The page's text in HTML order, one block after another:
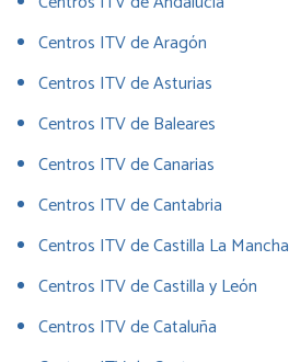
Centros ITV de Aragón
Centros ITV de Asturias
Centros ITV de Baleares
Centros ITV de Canarias
Centros ITV de Cantabria
Centros ITV de Castilla La Mancha
Centros ITV de Castilla y León
Centros ITV de Cataluña